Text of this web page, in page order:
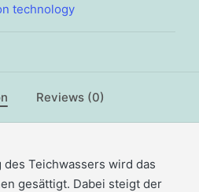
technology
Reviews (0)
Teichwassers wird das
gesättigt. Dabei steigt der